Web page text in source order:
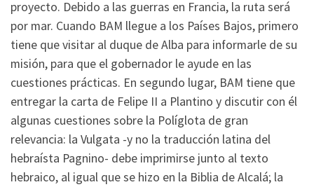
proyecto. Debido a las guerras en Francia, la ruta será
por mar. Cuando BAM llegue a los Países Bajos, primero
tiene que visitar al duque de Alba para informarle de su
misión, para que el gobernador le ayude en las
cuestiones prácticas. En segundo lugar, BAM tiene que
entregar la carta de Felipe II a Plantino y discutir con él
algunas cuestiones sobre la Políglota de gran
relevancia: la Vulgata -y no la traducción latina del
hebraísta Pagnino- debe imprimirse junto al texto
hebraico, al igual que se hizo en la Biblia de Alcalá; la